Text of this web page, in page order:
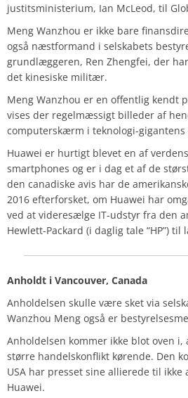
justitsministerium, Ian McLeod, til
Meng Wanzhou er ikke bare
også næstformand i selskabets
grundlæggeren, Ren Zhengfei, der
det kinesiske militær.
Meng Wanzhou er en offentlig kendt
vises der regelmæssigt billeder af
computerskærm i teknologi-
Huawei er hurtigt blevet en af
smartphones og er i dag et af de
den canadiske avis har de
2016 efterforsket, om Huawei har
ved at videresælge IT-udstyr fra den
Hewlett-Packard (i daglig tale “HP”) til
Anholdt i Vancouver, Canada
Anholdelsen skulle være sket via
Wanzhou Meng også er
Anholdelsen kommer ikke blot oven i,
større handelskonflikt kørende. Den
USA har presset sine allierede til ikke
Huawei.